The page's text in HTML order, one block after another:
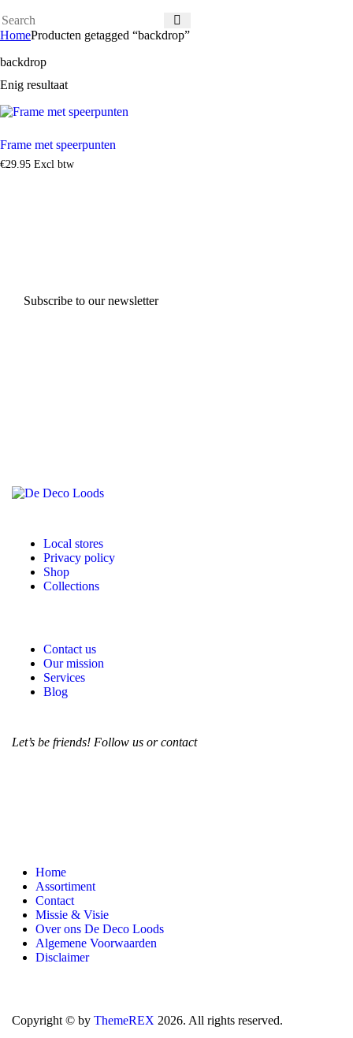
HomeProducten getagged “backdrop”
backdrop
Enig resultaat
Frame met speerpunten
€29 95 Excl btw
Subscribe to our newsletter
Local stores
Privacy policy
Shop
Collections
Contact us
Our mission
Services
Blog
Let’s be friends! Follow us or contact
Home
Assortiment
Contact
Missie & Visie
Over ons De Deco Loods
Algemene Voorwaarden
Disclaimer
Copyright © by ThemeREX 2026. All rights reserved.